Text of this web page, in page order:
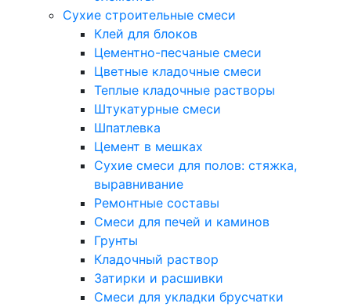
Сухие строительные смеси
Клей для блоков
Цементно-песчаные смеси
Цветные кладочные смеси
Теплые кладочные растворы
Штукатурные смеси
Шпатлевка
Цемент в мешках
Сухие смеси для полов: стяжка,
выравнивание
Ремонтные составы
Смеси для печей и каминов
Грунты
Кладочный раствор
Затирки и расшивки
Смеси для укладки брусчатки